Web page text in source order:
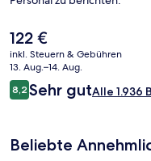
Der
aktuelle
Preis
beträgt
122 €.
122 €
inkl. Steuern & Gebühren
13. Aug.–14. Aug.
Bewertungen
8,28,2 von 10.
Sehr gutAlle 1.936
Beliebte